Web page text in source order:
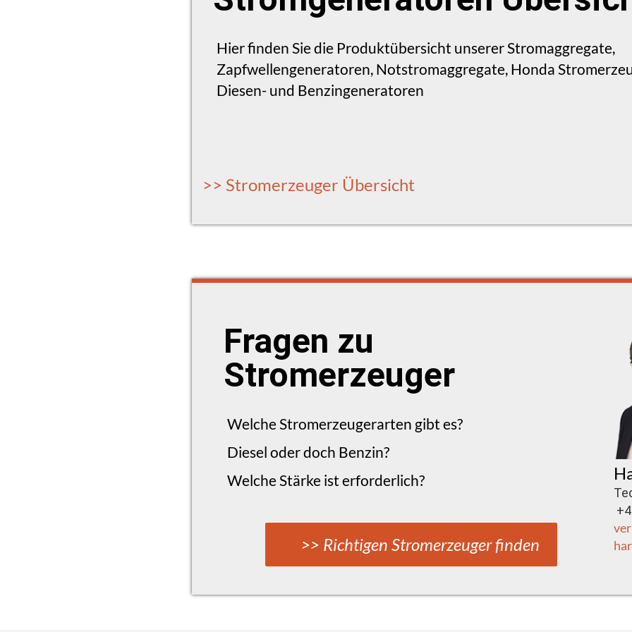
Hier finden Sie die Produktübersicht unserer Stromaggregate,
Zapfwellengeneratoren, Notstromaggregate, Honda
Diesen- und Benzingeneratoren
>> Stromerzeuger Übersicht
Fragen zu
Stromerzeuger
Welche Stromerzeugerarten gibt es?
Diesel oder doch Benzin?
Welche Stärke ist erforderlich?
>> Richtigen Stromerzeuger finden